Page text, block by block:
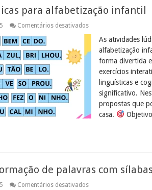
para alfabetização infantil
Comentários desativadosem
lúdicas
alfabetização
infantil
As atividades
alfabetização
forma divertida
exercícios
linguísticas e
significativo.
propostas que
casa.
de palavras com sílabas
Comentários desativadosem